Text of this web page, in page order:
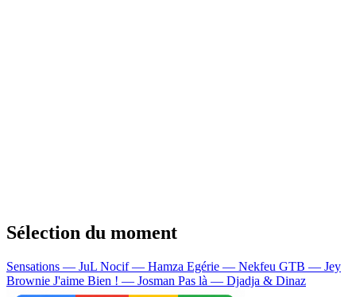
Sélection du moment
Sensations — JuL Nocif — Hamza Egérie — Nekfeu GTB — Jey
Brownie J'aime Bien ! — Josman Pas là — Djadja & Dinaz